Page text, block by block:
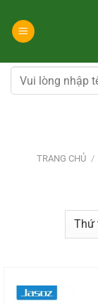
đến
dung
Tìm
kiếm:
TRANG CHỦ /